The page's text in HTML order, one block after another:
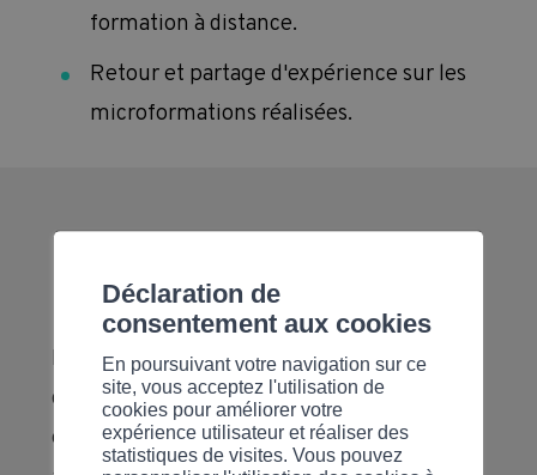
formation à distance.
Retour et partage d'expérience sur les
microformations réalisées.
Prérequis
Être formateur/trice. Avoir une expérience
de la formation d'adultes. Posséder un
ordinateur avec une connexion Internet
Déclaration de
consentement aux cookies
En poursuivant votre navigation sur ce
site, vous acceptez l'utilisation de
cookies pour améliorer votre
expérience utilisateur et réaliser des
statistiques de visites. Vous pouvez